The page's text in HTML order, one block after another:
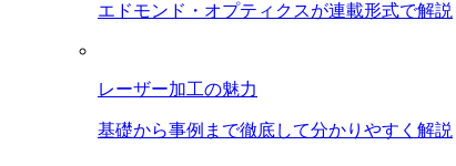
エドモンド・オプティクスが連載形式で解説
レーザー加工の魅力
基礎から事例まで徹底して分かりやすく解説